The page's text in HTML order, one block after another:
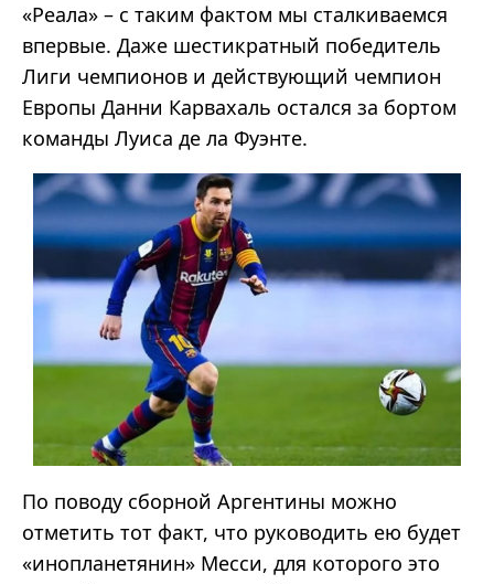
«Реала» – с таким фактом мы сталкиваемся
впервые. Даже шестикратный победитель
Лиги чемпионов и действующий чемпион
Европы Данни Карвахаль остался за бортом
команды Луиса де ла Фуэнте.
По поводу сборной Аргентины можно
отметить тот факт, что руководить ею будет
«инопланетянин» Месси, для которого это